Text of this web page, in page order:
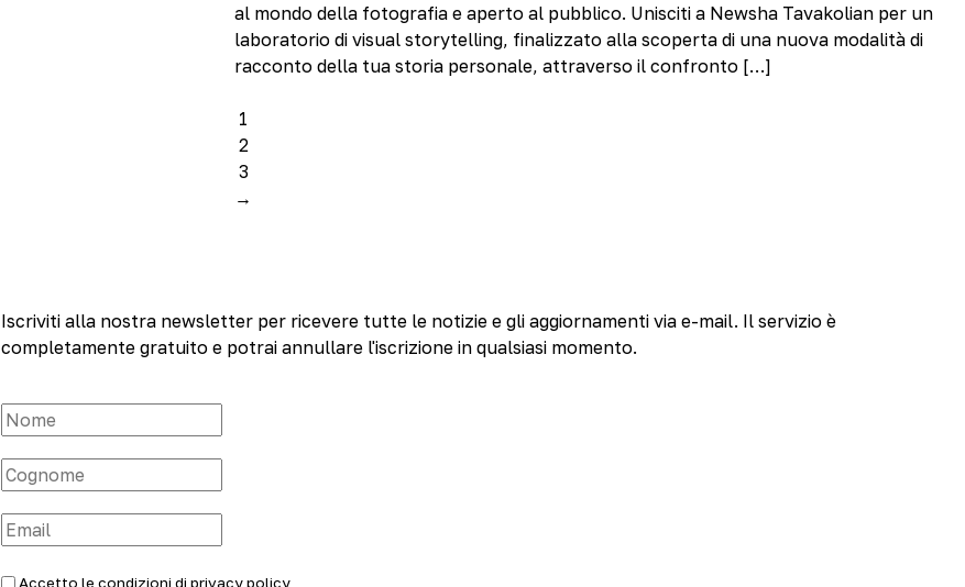
al mondo della fotografia e aperto al pubblico. Unisciti a Newsha Tavakolian per un
laboratorio di visual storytelling, finalizzato alla scoperta di una nuova modalità di
racconto della tua storia personale, attraverso il confronto […]
1
2
3
→
Iscriviti alla nostra newsletter per ricevere tutte le notizie e gli aggiornamenti via e-mail. Il servizio è
completamente gratuito e potrai annullare l'iscrizione in qualsiasi momento.
Accetto le condizioni di privacy policy